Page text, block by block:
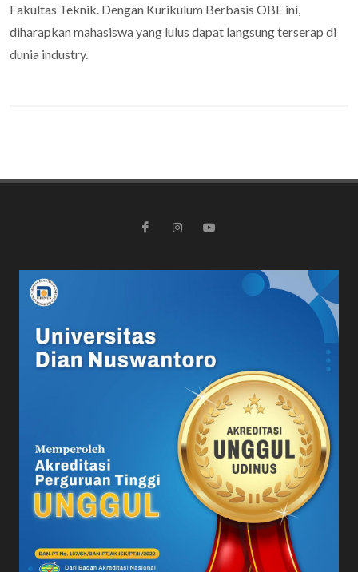
Fakultas Teknik. Dengan Kurikulum Berbasis OBE ini,
diharapkan mahasiswa yang lulus dapat langsung terserap di
dunia industry.